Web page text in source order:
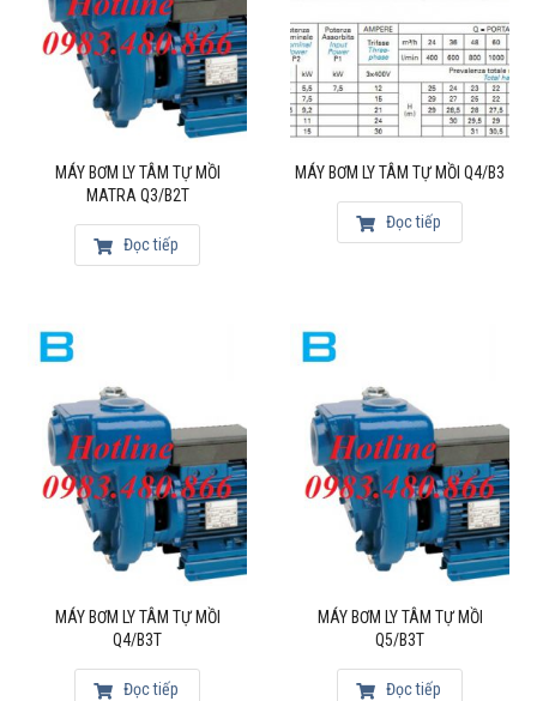
MÁY BƠM LY TÂM TỰ MỒI
MATRA Q3/B2T
Đọc tiếp
MÁY BƠM LY TÂM TỰ MỒI Q4/B3
Đọc tiếp
MÁY BƠM LY TÂM TỰ MỒI
Q4/B3T
Đọc tiếp
MÁY BƠM LY TÂM TỰ MỒI
Q5/B3T
Đọc tiếp